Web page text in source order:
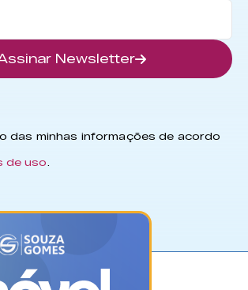
Newsletter
das minhas informações de acordo
de uso.